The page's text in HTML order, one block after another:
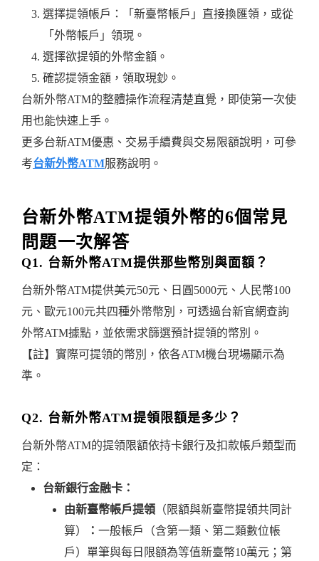
選擇提領帳戶：「新臺幣帳戶」直接換匯領，或從
「外幣帳戶」領現。
選擇欲提領的外幣金額。
確認提領金額，領取現鈔。
台新外幣ATM的整體操作流程清楚直覺，即使第一次使
用也能快速上手。
更多台新ATM優惠、交易手續費與交易限額說明，可參
考台新外幣ATM服務說明。
台新外幣ATM提領外幣的6個常見
問題一次解答
Q1. 台新外幣ATM提供那些幣別與面額？
台新外幣ATM提供美元50元、日圓5000元、人民幣100
元、歐元100元共四種外幣幣別，可透過台新官網查詢
外幣ATM據點，並依需求篩選預計提領的幣別。
【註】實際可提領的幣別，依各ATM機台現場顯示為
準。
Q2. 台新外幣ATM提領限額是多少？
台新外幣ATM的提領限額依持卡銀行及扣款帳戶類型而
定：
台新銀行金融卡：
由新臺幣帳戶提領 （限額與新臺幣提領共同計
算）
： 一般帳戶（含第一類、第二類數位帳
戶）單筆與每日限額為等值新臺幣10萬元；第